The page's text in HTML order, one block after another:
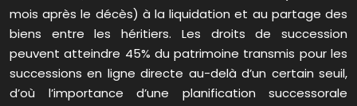
mois après le décès) à la liquidation et au partage des
biens entre les héritiers. Les droits de succession
peuvent atteindre 45% du patrimoine transmis pour les
successions en ligne directe au-delà d’un certain seuil,
d’où l’importance d’une planification successorale